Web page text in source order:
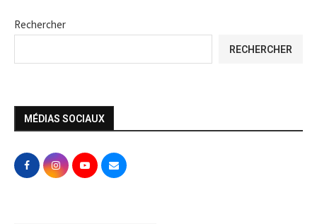
Rechercher
RECHERCHER
MÉDIAS SOCIAUX